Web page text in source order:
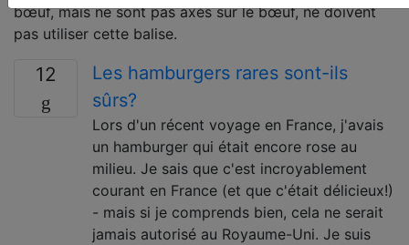
bœuf, mais ne sont pas axés sur le bœuf, ne doivent
pas utiliser cette balise.
12
Les hamburgers rares sont-ils
sûrs?
Lors d'un récent voyage en France, j'avais
un hamburger qui était encore rose au
milieu. Je sais que c'est incroyablement
courant en France (et que c'était délicieux!)
- mais si je comprends bien, cela ne serait
jamais autorisé au Royaume-Uni. Je suis